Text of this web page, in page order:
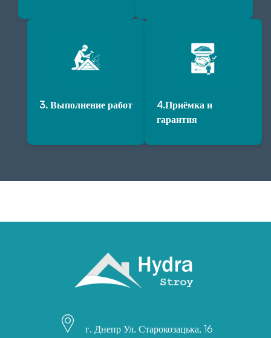
3. Выполнение работ
4.Приёмка и
гарантия
г. Днепр Ул. Старокозацька, 16